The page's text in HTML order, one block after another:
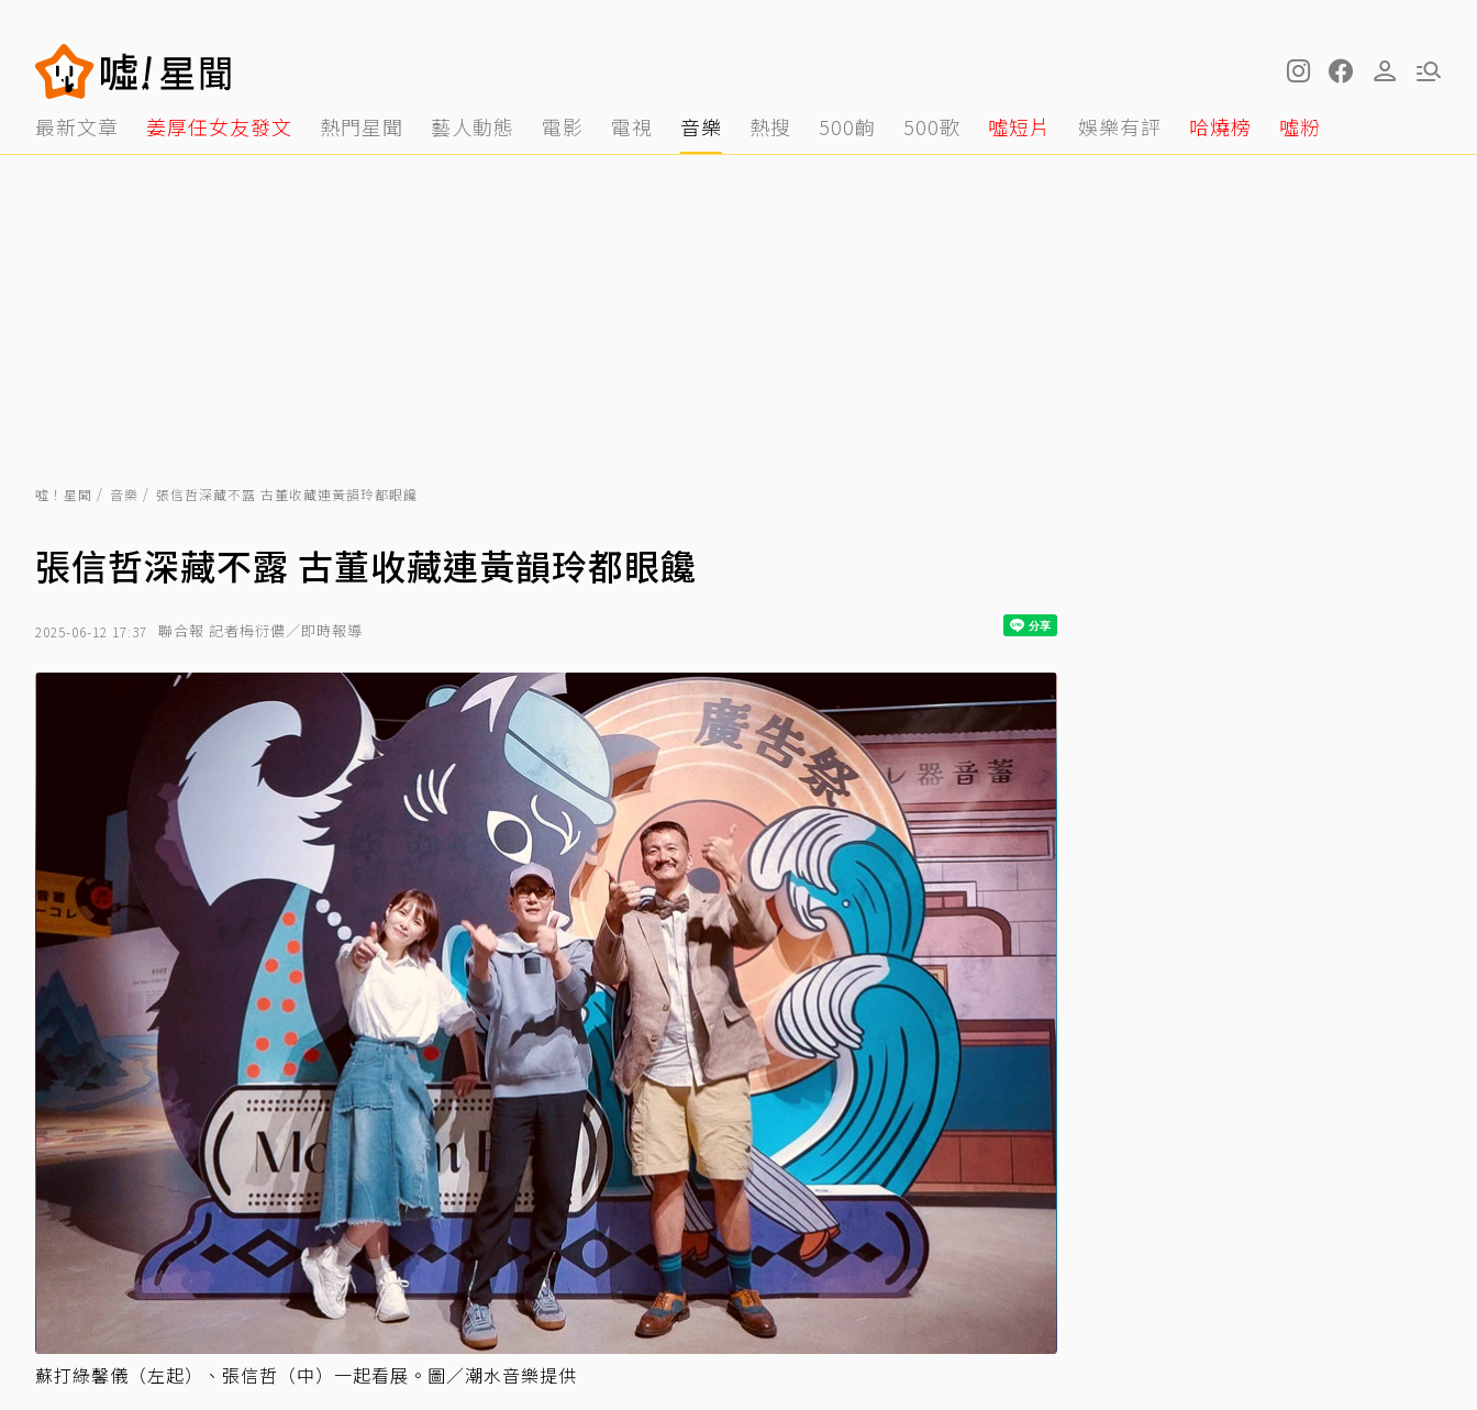
最新文章 姜厚任女友發文 熱門星聞 藝人動態 電影 電視 音樂 熱搜 500齣 500歌 噓短片 娛樂有評 哈燒榜 噓粉
噓！星聞 音樂 張信哲深藏不露 古董收藏連黃韻玲都眼饞
張信哲深藏不露 古董收藏連黃韻玲都眼饞
2025-06-12 17:37 聯合報 記者梅衍儂／即時報導
蘇打綠馨儀（左起）、張信哲（中）一起看展。圖／潮水音樂提供